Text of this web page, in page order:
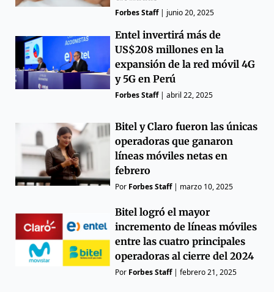
Forbes Staff| junio 20, 2025
Entel invertirá más de
US$208 millones en la
expansión de la red móvil 4G
y 5G en Perú
Forbes Staff|abril 22, 2025
Bitel y Claro fueron las únicas
operadoras que ganaron
líneas móviles netas en
febrero
Por Forbes Staff| marzo 10, 2025
Bitel logró el mayor
incremento de líneas móviles
entre las cuatro principales
operadoras al cierre del 2024
Por Forbes Staff|febrero 21, 2025